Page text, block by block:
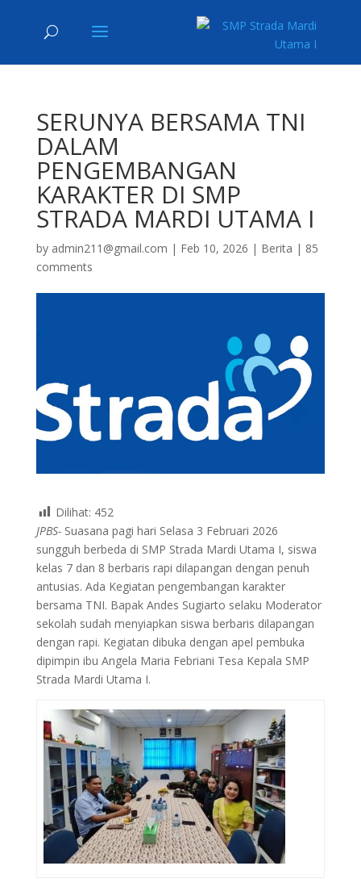
SERUNYA BERSAMA TNI
DALAM
PENGEMBANGAN
KARAKTER DI SMP
STRADA MARDI UTAMA I
by admin211@gmail.com | Feb 10, 2026 | Berita | 85
comments
Dilihat: 452
JPBS- Suasana pagi hari Selasa 3 Februari 2026
sungguh berbeda di SMP Strada Mardi Utama I, siswa
kelas 7 dan 8 berbaris rapi dilapangan dengan penuh
antusias. Ada Kegiatan pengembangan karakter
bersama TNI. Bapak Andes Sugiarto selaku Moderator
sekolah sudah menyiapkan siswa berbaris dilapangan
dengan rapi. Kegiatan dibuka dengan apel pembuka
dipimpin ibu Angela Maria Febriani Tesa Kepala SMP
Strada Mardi Utama I.